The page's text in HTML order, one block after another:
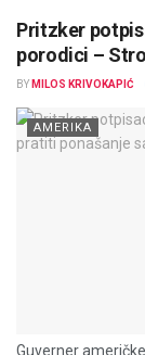
Pritzker
porodici –
BY MILOS KRIVOKAPIĆ
AMERIKA
Guverner